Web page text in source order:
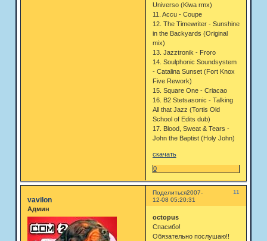
Universo (Kiwa rmx)
11. Accu - Coupe
12. The Timewriter - Sunshine
in the Backyards (Original
mix)
13. Jazztronik - Froro
14. Soulphonic Soundsystem
- Catalina Sunset (Fort Knox
Five Rework)
15. Square One - Criacao
16. B2 Stetsasonic - Talking
All that Jazz (Tortis Old
School of Edits dub)
17. Blood, Sweat & Tears -
John the Baptist (Holy John)
скачать
0
Поделиться 11
2007-
12-08 05:20:31
vavilon
Админ
octopus
Спасибо!
Обязательно послушаю!!